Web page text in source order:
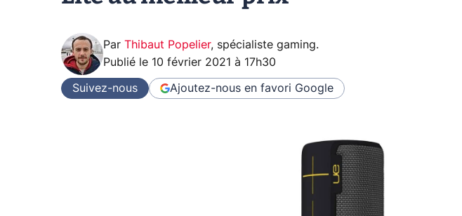
Par Thibaut Popelier, spécialiste gaming.
Publié le 10 février 2021 à 17h30
Suivez-nous Ajoutez-nous en favori Google